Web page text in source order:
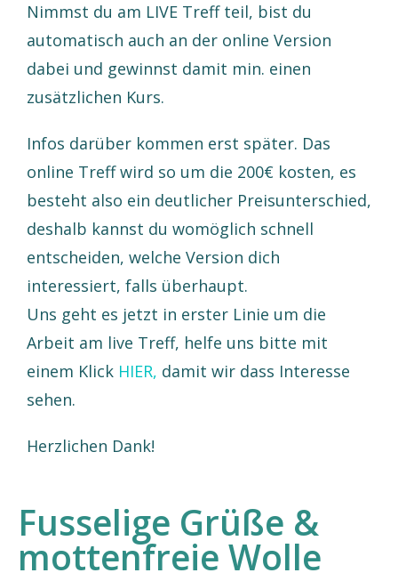
Nimmst du am LIVE Treff teil, bist du
automatisch auch an der online Version
dabei und gewinnst damit min. einen
zusätzlichen Kurs.
Infos darüber kommen erst später. Das
online Treff wird so um die 200€ kosten, es
besteht also ein deutlicher Preisunterschied,
deshalb kannst du womöglich schnell
entscheiden, welche Version dich
interessiert, falls überhaupt.
Uns geht es jetzt in erster Linie um die
Arbeit am live Treff, helfe uns bitte mit
einem Klick HIER, damit wir dass Interesse
sehen.
Herzlichen Dank!
Fusselige Grüße &
mottenfreie Wolle